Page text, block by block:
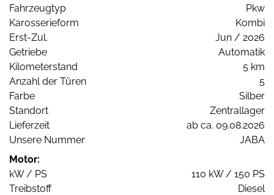
Fahrzeugtyp
Pkw
Karosserieform
Kombi
Erst-Zul.
Jun / 2026
Getriebe
Automatik
Kilometerstand
5 km
Anzahl der Türen
5
Farbe
Silber
Standort
Zentrallager
Lieferzeit
ab ca. 09.08.2026
Unsere Nummer
JABA
Motor:
kW / PS
110 kW / 150 PS
Treibstoff
Diesel